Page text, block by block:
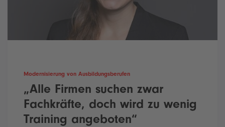
Modernisierung von Ausbildungsberufen
„Alle Firmen suchen zwar
Fachkräfte, doch wird zu wenig
Training angeboten“